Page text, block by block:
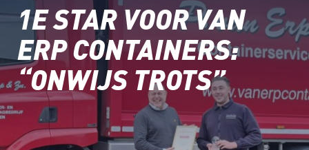
1E STAR VOOR VAN
ERP CONTAINERS:
“ONWIJS TROTS”